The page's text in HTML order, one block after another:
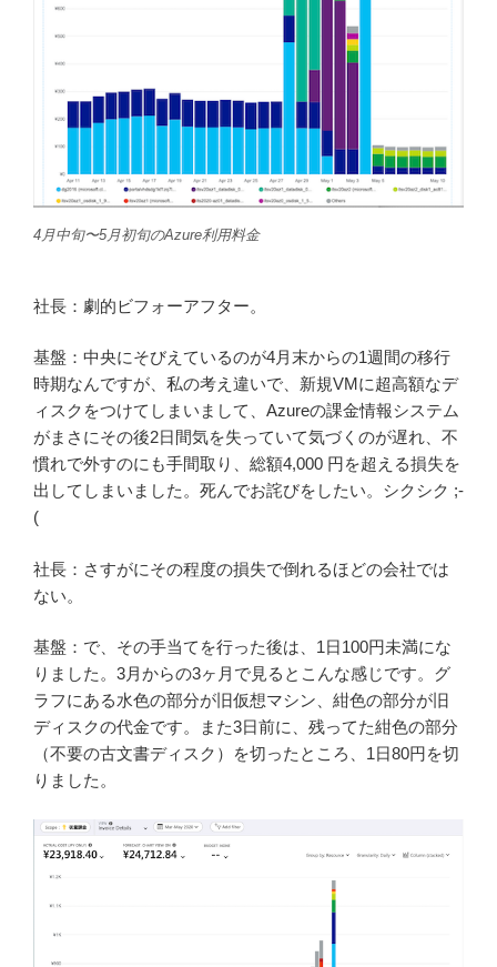
4月中旬〜5月初旬のAzure利用料金
社長：劇的ビフォーアフター。
基盤：中央にそびえているのが4月末からの1週間の移行
時期なんですが、私の考え違いで、新規VMに超高額なデ
ィスクをつけてしまいまして、Azureの課金情報システム
がまさにその後2日間気を失っていて気づくのが遅れ、不
慣れで外すのにも手間取り、総額4,000 円を超える損失を
出してしまいました。死んでお詫びをしたい。シクシク ;-
(
社長：さすがにその程度の損失で倒れるほどの会社では
ない。
基盤：で、その手当てを行った後は、1日100円未満にな
りました。3月からの3ヶ月で見るとこんな感じです。グ
ラフにある水色の部分が旧仮想マシン、紺色の部分が旧
ディスクの代金です。また3日前に、残ってた紺色の部分
（不要の古文書ディスク）を切ったところ、1日80円を切
りました。